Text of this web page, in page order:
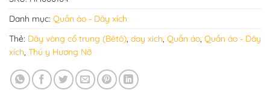
Danh mục: Quần áo - Dây xích
Thẻ: Dây vòng cổ trung (Bêtô), day xich, Quần áo, Quần áo - Dây
xích, Thú y Hương Nỡ